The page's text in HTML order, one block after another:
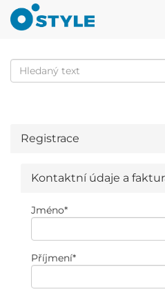
Registrace
Kontaktní údaje a
Jméno*
Příjmení*